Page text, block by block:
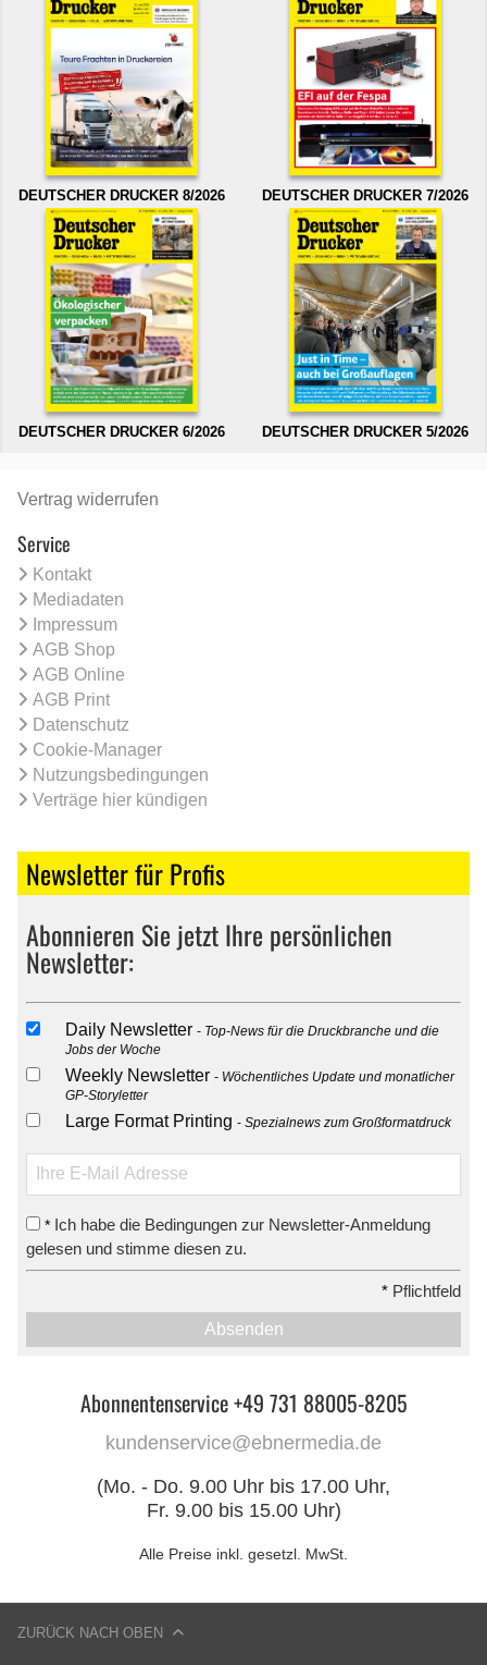
DEUTSCHER DRUCKER 8/2026 DEUTSCHER DRUCKER 7/2026
DEUTSCHER DRUCKER 6/2026 DEUTSCHER DRUCKER 5/2026
Vertrag widerrufen
Service
Kontakt
Mediadaten
Impressum
AGB Shop
AGB Online
AGB Print
Datenschutz
Cookie-Manager
Nutzungsbedingungen
Verträge hier kündigen
Newsletter für Profis
Abonnieren Sie jetzt Ihre persönlichen
Newsletter:
Daily Newsletter
Top-News für die Druckbranche und die
Jobs der Woche
Weekly Newsletter
Wöchentliches Update und monatlicher
GP-Storyletter
Large Format Printing Spezialnews zum Großformatdruck
* Ich habe die Bedingungen zur Newsletter-Anmeldung
gelesen und stimme diesen zu.
* Pflichtfeld
Absenden
Abonnentenservice +49 731 88005-8205
kundenservice@ebnermedia.de
(Mo. - Do. 9.00 Uhr bis 17.00 Uhr,
Fr. 9.00 bis 15.00 Uhr)
Alle Preise inkl. gesetzl. MwSt.
ZURÜCK NACH OBEN